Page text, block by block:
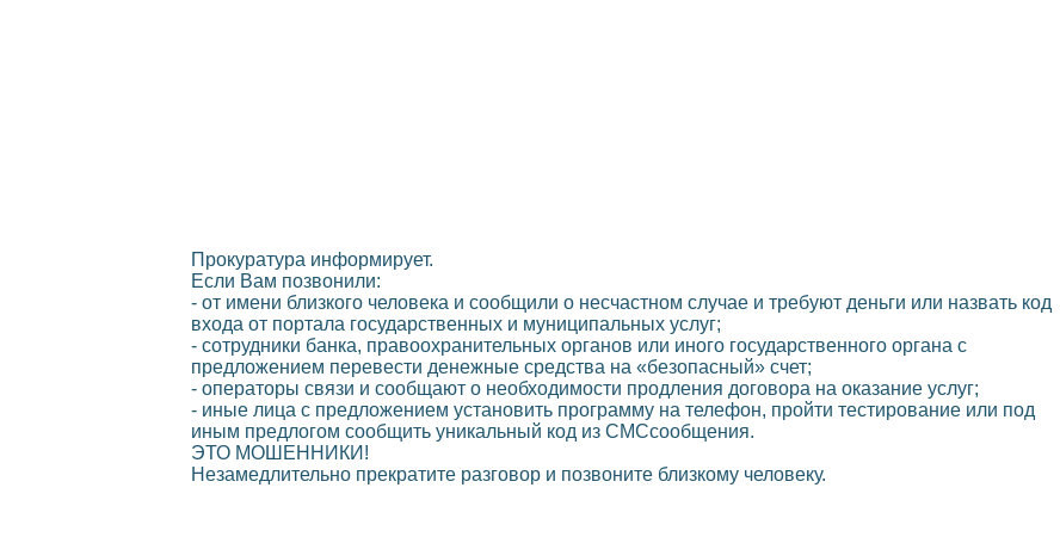
Прокуратура информирует.
Если Вам позвонили:
- от имени близкого человека и сообщили о несчастном случае и требуют деньги или назвать код
входа от портала государственных и муниципальных услуг;
- сотрудники банка, правоохранительных органов или иного государственного органа с
предложением перевести денежные средства на «безопасный» счет;
- операторы связи и сообщают о необходимости продления договора на оказание услуг;
- иные лица с предложением установить программу на телефон, пройти тестирование или под
иным предлогом сообщить уникальный код из СМСсообщения.
ЭТО МОШЕННИКИ!
Незамедлительно прекратите разговор и позвоните близкому человеку.